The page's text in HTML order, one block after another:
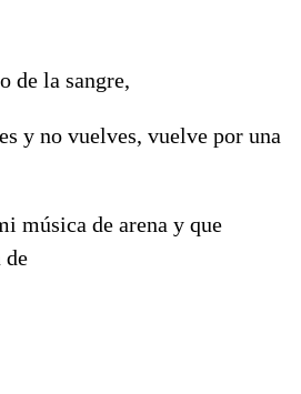
de la sangre,
y no vuelves, vuelve por una
música de arena y que
de